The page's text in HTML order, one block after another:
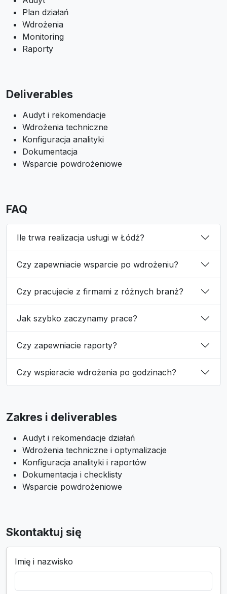
Plan działań
Wdrożenia
Monitoring
Raporty
Deliverables
Audyt i rekomendacje
Wdrożenia techniczne
Konfiguracja analityki
Dokumentacja
Wsparcie powdrożeniowe
FAQ
Ile trwa realizacja usługi w Łódź?
Czy zapewniacie wsparcie po wdrożeniu?
Czy pracujecie z firmami z różnych branż?
Jak szybko zaczynamy prace?
Czy zapewniacie raporty?
Czy wspieracie wdrożenia po godzinach?
Zakres i deliverables
Audyt i rekomendacje działań
Wdrożenia techniczne i optymalizacje
Konfiguracja analityki i raportów
Dokumentacja i checklisty
Wsparcie powdrożeniowe
Skontaktuj się
Imię i nazwisko